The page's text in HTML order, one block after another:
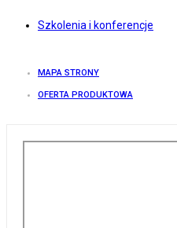
Szkolenia i konferencje
MAPA STRONY
OFERTA PRODUKTOWA